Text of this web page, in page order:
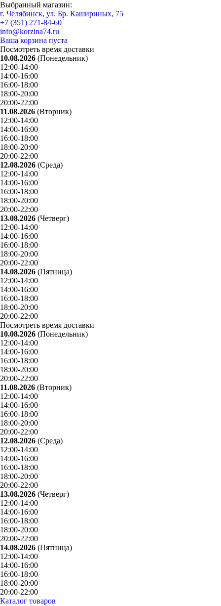
Выбранный магазин:
г. Челябинск, ул. Бр. Кашириных, 75
+7 (351) 271-84-60
info@korzina74.ru
Ваша корзина пуста
Посмотреть время доставки
10.08.2026 (Понедельник)
12:00-14:00
14:00-16:00
16:00-18:00
18:00-20:00
20:00-22:00
11.08.2026 (Вторник)
12:00-14:00
14:00-16:00
16:00-18:00
18:00-20:00
20:00-22:00
12.08.2026 (Среда)
12:00-14:00
14:00-16:00
16:00-18:00
18:00-20:00
20:00-22:00
13.08.2026 (Четверг)
12:00-14:00
14:00-16:00
16:00-18:00
18:00-20:00
20:00-22:00
14.08.2026 (Пятница)
12:00-14:00
14:00-16:00
16:00-18:00
18:00-20:00
20:00-22:00
Посмотреть время доставки
10.08.2026 (Понедельник)
12:00-14:00
14:00-16:00
16:00-18:00
18:00-20:00
20:00-22:00
11.08.2026 (Вторник)
12:00-14:00
14:00-16:00
16:00-18:00
18:00-20:00
20:00-22:00
12.08.2026 (Среда)
12:00-14:00
14:00-16:00
16:00-18:00
18:00-20:00
20:00-22:00
13.08.2026 (Четверг)
12:00-14:00
14:00-16:00
16:00-18:00
18:00-20:00
20:00-22:00
14.08.2026 (Пятница)
12:00-14:00
14:00-16:00
16:00-18:00
18:00-20:00
20:00-22:00
Каталог товаров